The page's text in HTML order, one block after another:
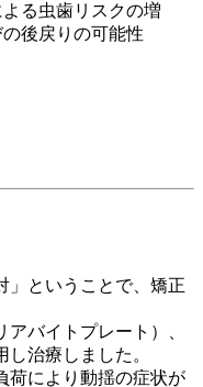
る虫歯リスクの増
後戻りの可能性
」ということで、矯正
バイトプレート）、
治療しました。
荷により動揺の症状が